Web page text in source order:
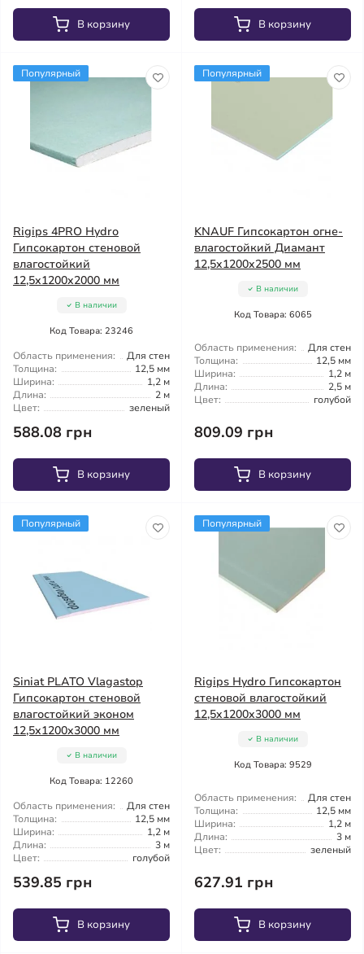
В корзину В корзину
Популярный
Rigips 4PRO Hydro
Гипсокартон стеновой
влагостойкий
12,5x1200x2000 мм
В наличии
Код Товара: 23246
Область применения:
Для стен
Толщина:
12,5 мм
Ширина:
1,2 м
Длина:
2 м
Цвет:
зеленый
588.08 грн
В корзину
Популярный
KNAUF Гипсокартон огне-
влагостойкий Диамант
12,5x1200x2500 мм
В наличии
Код Товара: 6065
Область применения:
Для стен
Толщина:
12,5 мм
Ширина:
1,2 м
Длина:
2,5 м
Цвет:
голубой
809.09 грн
В корзину
Популярный
Siniat PLATO Vlagastop
Гипсокартон стеновой
влагостойкий эконом
12,5x1200x3000 мм
В наличии
Код Товара: 12260
Область применения:
Для стен
Толщина:
12,5 мм
Ширина:
1,2 м
Длина:
3 м
Цвет:
голубой
539.85 грн
В корзину
Популярный
Rigips Hydro Гипсокартон
стеновой влагостойкий
12,5x1200x3000 мм
В наличии
Код Товара: 9529
Область применения:
Для стен
Толщина:
12,5 мм
Ширина:
1,2 м
Длина:
3 м
Цвет:
зеленый
627.91 грн
В корзину